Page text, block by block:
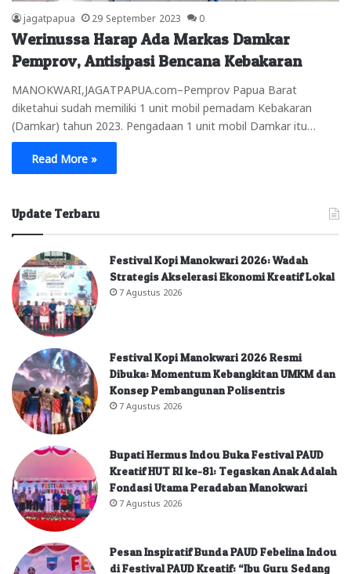
jagatpapua 29 September 2023 0
Werinussa Harap Ada Markas Damkar
Pemprov, Antisipasi Bencana Kebakaran
MANOKWARI,JAGATPAPUA.com–Pemprov Papua Barat
diketahui sudah memiliki 1 unit mobil pemadam Kebakaran
(Damkar) tahun 2023. Pengadaan 1 unit mobil Damkar itu…
Read More »
Update Terbaru
Festival Kopi Manokwari 2026: Wadah
Strategis Akselerasi Ekonomi Kreatif Lokal
7 Agustus 2026
Festival Kopi Manokwari 2026 Resmi
Dibuka: Momentum Kebangkitan UMKM dan
Konsep Pembangunan Polisentris
7 Agustus 2026
Bupati Hermus Indou Buka Festival PAUD
Kreatif HUT RI ke-81: Tegaskan Anak Adalah
Fondasi Utama Peradaban Manokwari
7 Agustus 2026
Pesan Inspiratif Bunda PAUD Febelina Indou
di Festival PAUD Kreatif: “Ibu Guru Sedang